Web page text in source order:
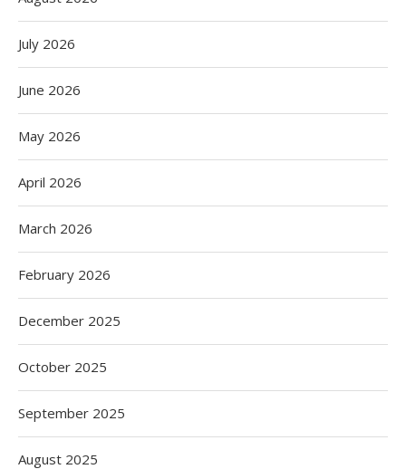
July 2026
June 2026
May 2026
April 2026
March 2026
February 2026
December 2025
October 2025
September 2025
August 2025